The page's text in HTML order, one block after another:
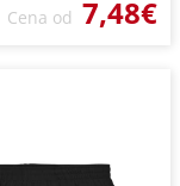
Cena od 7,48€